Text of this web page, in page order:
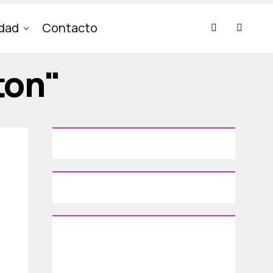
Contacto